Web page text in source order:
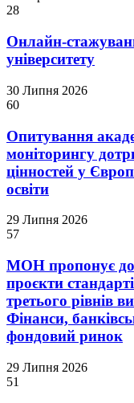
28
Онлайн-
університету
30 Липня 2026
60
Опитування
моніторингу
цінностей у
освіти
29 Липня 2026
57
МОН пропонує до
проєкти
третього рівнів
Фінанси,
фондовий ринок
29 Липня 2026
51